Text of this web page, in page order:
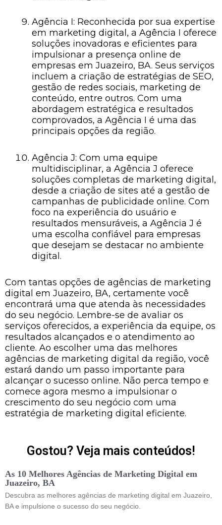
Agência I: Reconhecida por sua expertise
em marketing digital, a Agência I oferece
soluções inovadoras e eficientes para
impulsionar a presença online de
empresas em Juazeiro, BA. Seus serviços
incluem a criação de estratégias de SEO,
gestão de redes sociais, marketing de
conteúdo, entre outros. Com uma
abordagem estratégica e resultados
comprovados, a Agência I é uma das
principais opções da região.
Agência J: Com uma equipe
multidisciplinar, a Agência J oferece
soluções completas de marketing digital,
desde a criação de sites até a gestão de
campanhas de publicidade online. Com
foco na experiência do usuário e
resultados mensuráveis, a Agência J é
uma escolha confiável para empresas
que desejam se destacar no ambiente
digital.
Com tantas opções de agências de marketing
digital em Juazeiro, BA, certamente você
encontrará uma que atenda às necessidades
do seu negócio. Lembre-se de avaliar os
serviços oferecidos, a experiência da equipe, os
resultados alcançados e o atendimento ao
cliente. Ao escolher uma das melhores
agências de marketing digital da região, você
estará dando um passo importante para
alcançar o sucesso online. Não perca tempo e
comece agora mesmo a impulsionar o
crescimento do seu negócio com uma
estratégia de marketing digital eficiente.
Gostou? Veja mais conteúdos!
As 10 Melhores Agências de Marketing Digital em
Juazeiro, BA
Descubra as melhores agências de marketing digital em Juazeiro,
BA e impulsione o sucesso do seu negócio.